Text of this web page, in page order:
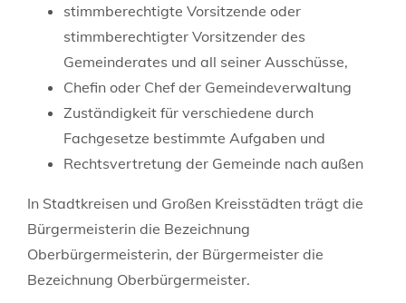
stimmberechtigte Vorsitzende oder
stimmberechtigter Vorsitzender des
Gemeinderates und all seiner Ausschüsse,
Chefin oder Chef der Gemeindeverwaltung
Zuständigkeit für verschiedene durch
Fachgesetze bestimmte Aufgaben und
Rechtsvertretung der Gemeinde nach außen
In Stadtkreisen und Großen Kreisstädten trägt die
Bürgermeisterin die Bezeichnung
Oberbürgermeisterin, der Bürgermeister die
Bezeichnung Oberbürgermeister.